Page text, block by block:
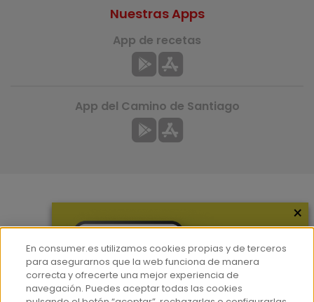
Hemeroteca
Contacto
Nuestras Apps
App de recetas
App del Camino de Santiago
×
En consumer.es utilizamos cookies propias y de terceros
para asegurarnos que la web funciona de manera
correcta y ofrecerte una mejor experiencia de
navegación. Puedes aceptar todas las cookies